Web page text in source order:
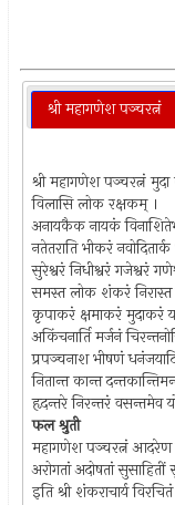
श्री महागणेश पञ्चरत्नं
श्री महागणेश पञ्चरत्नं
विलासि लोक रक्षकम् ।
अनायकैक नायकं
नतेतराति भीकरं
सुरेश्वरं निधीश्वरं गजेश्वरं
समस्त लोक शंकरं निरास्त
कृपाकरं क्षमाकरं मुदाकरं
अकिंचनार्ति मर्जनं
प्रपञ्चनाश भीषणं
नितान्त कान्त
हृदन्तरे निरन्तरं वसन्तमेव
फल श्रुती
महागणेश पञ्चरत्नं आदरेण
अरोगतां अदोषतां
इति श्री शंकराचार्य